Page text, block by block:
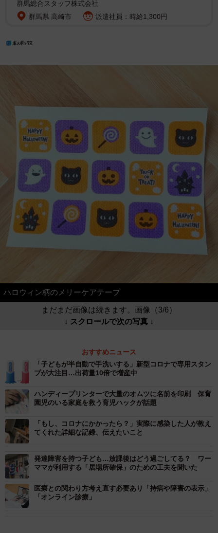
群馬総合スタッフ株式会社
群馬県 高崎市
派遣社員：時給1,300円
ハロウィン柄のメリーケアテープ
まだまだ画像は続きます。画像（3/6）
↓ スクロールで次の写真 ↓
おすすめニュース
「子どもが半自動で手洗いする」新型コロナで専用スタン
プが大注目…出荷量10倍で増産中
ハンディープリンターで大量のオムツに名前を印刷 保育
園児のいる家庭を救う育児ハックが話題
「もし、コロナにかかったら？」実際に感染した人が教え
てくれた詳細な記録、伝えたいこと
発達障害を持つ子ども…放課後はどう過ごしてる？ ワー
ママが利用する「居場所確保」のための工夫を聞いた
医療との関わり方考え直す必要あり「持病や障害の表示」
「オンライン診療」